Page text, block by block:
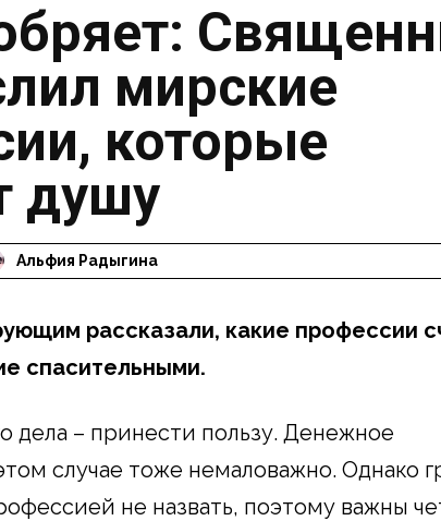
мирские
которые
душу
Альфия Радыгина
рассказали, какие профессии
спасительными.
дела – принести пользу. Денежное
случае тоже немаловажно. Однако
не назвать, поэтому важны